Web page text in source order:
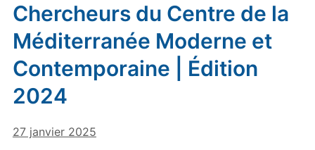
Chercheurs du Centre de la
Méditerranée Moderne et
Contemporaine | Édition
2024
27 janvier 2025